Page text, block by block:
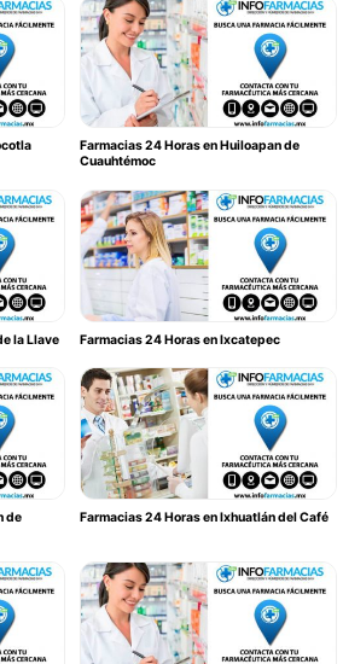
Farmacias 24 Horas en Huiloapan de
Cuauhtémoc
la Llave Farmacias 24 Horas en Ixcatepec
de
Farmacias 24 Horas en Ixhuatlán del Café